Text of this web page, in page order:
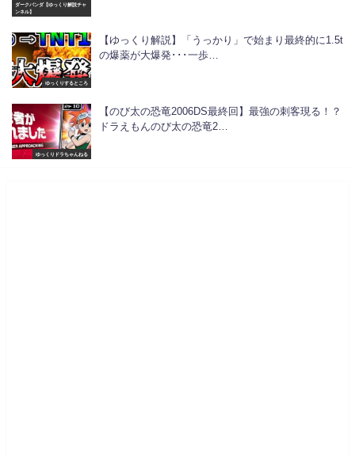
ダークパンダ【ゆっくり解説チャ
ンネル】
ゆっくりするところ
【ゆっくり解説】「うっかり」で始まり最終的に1.5t
の爆薬が大爆発･･･一歩…
ゆっくりドラちゃんねる
【のび太の恐竜2006DS最終回】最強の刺客現る！？
ドラえもんのび太の恐竜2…